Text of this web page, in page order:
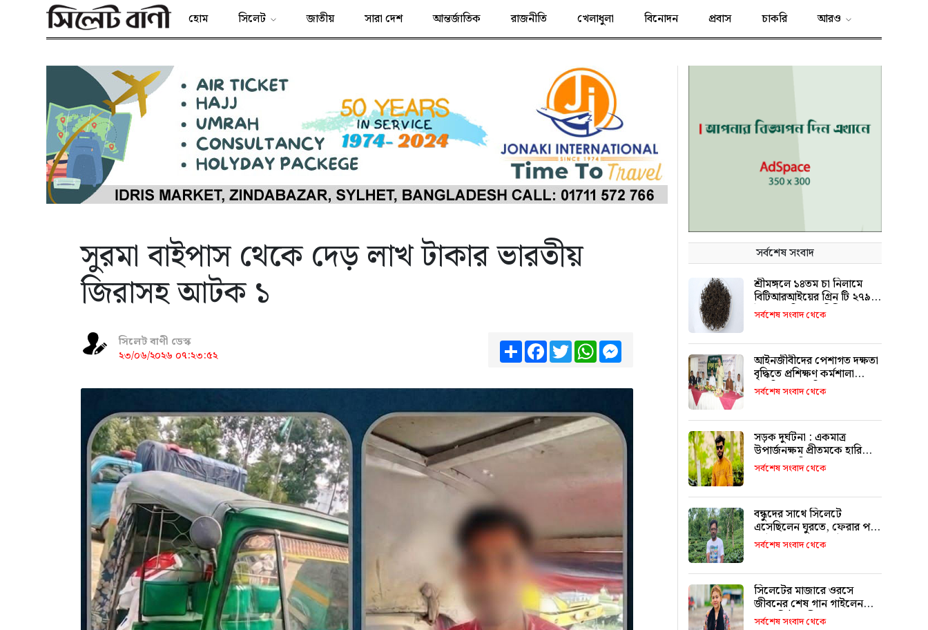
হোম সিলেট জাতীয় সারা দেশ আন্তর্জাতিক রাজনীতি খেলাধুলা বিনোদন প্রবাস চাকরি আরও
সুরমা বাইপাস থেকে দেড় লাখ টাকার ভারতীয়
জিরাসহ আটক ১
সিলেট বাণী ডেস্ক
২৩/০৬/২০২৬ ০৭:২৩:৫২
ShareFacebook
TwitterWhatsApp
সর্বশেষ সংবাদ
শ্রীমঙ্গলে ১৪তম চা নিলামে
বিটিআরআইয়ের গ্রিন টি ২৭৯০
টাকা কেজি দরে বিক্রি
সর্বশেষ সংবাদ থেকে
আইনজীবীদের পেশাগত দক্ষতা
বৃদ্ধিতে প্রশিক্ষণ কর্মশালা
অপরিহার্য: এমপি এমরান
আহমদ চৌধুরী
সর্বশেষ সংবাদ থেকে
সড়ক দুর্ঘটনা : একমাত্র
উপার্জনক্ষম প্রীতমকে হারিয়ে
বাকরুদ্ধ পরিবার
সর্বশেষ সংবাদ থেকে
বন্ধুদের সাথে সিলেটে
এসেছিলেন ঘুরতে, ফেরার পথে
দুর্ঘটনায় মারা যান সাইফুল
সর্বশেষ সংবাদ থেকে
সিলেটের মাজারে ওরসে
জীবনের শেষ গান গাইলেন
পেহেলি ভৈরবী
সর্বশেষ সংবাদ থেকে